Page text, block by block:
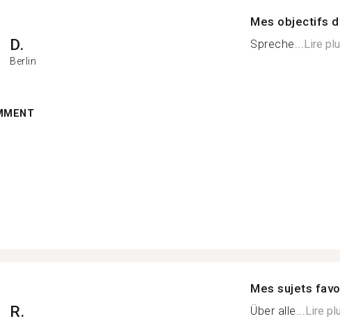
D.
Berlin
Mes objectifs
Spreche...Lire
R.
Mes sujets
Über alle...Lire